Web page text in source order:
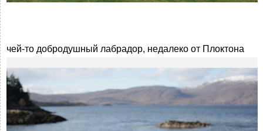
чей-то добродушный лабрадор, недалеко от Плоктона